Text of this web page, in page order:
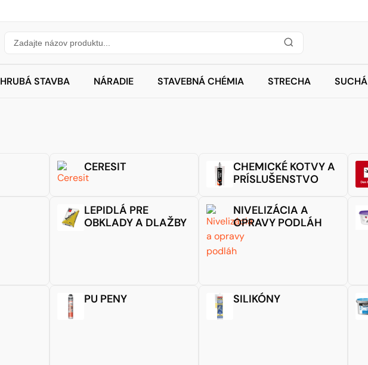
HRUBÁ STAVBA NÁRADIE STAVEBNÁ CHÉMIA STRECHA
CERESIT
CHEMICKÉ KOTVY A
PRÍSLUŠENSTVO
LEPIDLÁ PRE
OBKLADY A DLAŽBY
NIVELIZÁCIA A
OPRAVY PODLÁH
PU PENY SILIKÓNY